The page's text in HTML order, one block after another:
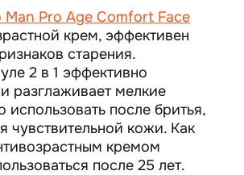
Pro Age Comfort Face
крем, эффективен
старения.
2 в 1 эффективно
разглаживает мелкие
после бритья,
чувствительной кожи. Как
кремом
после 25 лет.